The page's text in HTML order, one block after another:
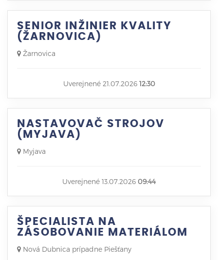
SENIOR INŽINIER KVALITY
(ŽARNOVICA)
Žarnovica
Uverejnené 21.07.2026 12:30
NASTAVOVAČ STROJOV
(MYJAVA)
Myjava
Uverejnené 13.07.2026 09:44
ŠPECIALISTA NA
ZÁSOBOVANIE MATERIÁLOM
Nová Dubnica prípadne Piešťany